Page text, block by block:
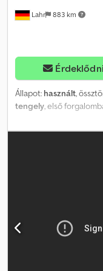
Lahr 883 km
Érdeklődni
Állapot: használt,
tengely, első
rakodótér térfogata:47
hűtőfelépítményű
Rakteret hossza: 7000
Cjdpfszkw Ukex Aggsrf